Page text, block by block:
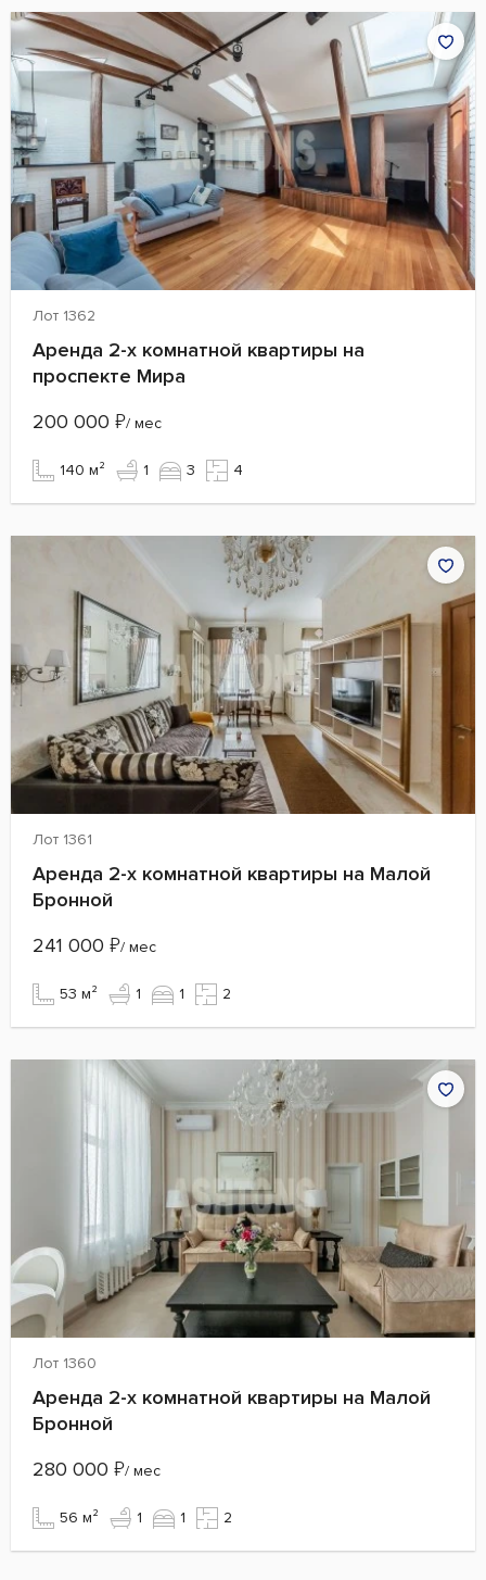
Лот 1362
Аренда 2-х комнатной квартиры на
проспекте Мира
200 000 ₽/ мес
140 м² 1 3 4
Лот 1361
Аренда 2-х комнатной квартиры на Малой
Бронной
241 000 ₽/ мес
53 м² 1 1 2
Лот 1360
Аренда 2-х комнатной квартиры на Малой
Бронной
280 000 ₽/ мес
56 м² 1 1 2